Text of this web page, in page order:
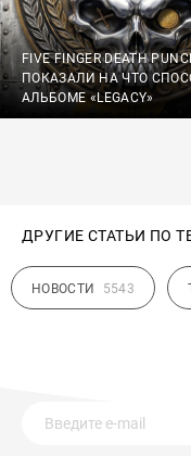
FIVE FINGER DEATH
ПОКАЗАЛИ НА ЧТО
АЛЬБОМЕ «LEGACY»
ДРУГИЕ СТАТЬИ ПО
НОВОСТИ 5543